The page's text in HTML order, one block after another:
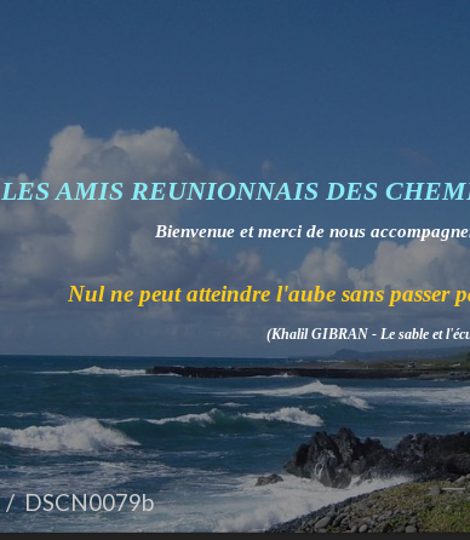
LES AMIS REUNIONNAIS DES
Bienvenue et merci de nous
Nul ne peut atteindre l'aube sans passer
(Khalil GIBRAN - Le sable et
DSCN0079b